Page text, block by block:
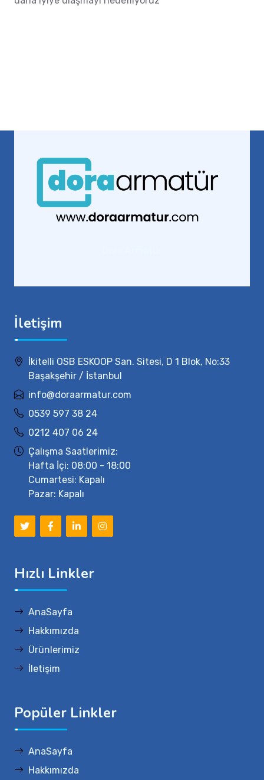
İletişim
İkitelli OSB ESKOOP San. Sitesi, D 1 Blok, No:33
Başakşehir / İstanbul
info@doraarmatur.com
0539 597 38 24
0212 407 06 24
Çalışma Saatlerimiz:
Hafta İçi: 08:00 - 18:00
Cumartesi: Kapalı
Pazar: Kapalı
Hızlı Linkler
AnaSayfa
Hakkımızda
Ürünlerimiz
İletişim
Popüler Linkler
AnaSayfa
Hakkımızda